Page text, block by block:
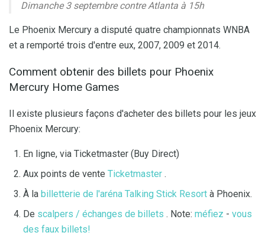
Dimanche 3 septembre contre Atlanta à 15h
Le Phoenix Mercury a disputé quatre championnats WNBA
et a remporté trois d'entre eux, 2007, 2009 et 2014.
Comment obtenir des billets pour Phoenix
Mercury Home Games
Il existe plusieurs façons d'acheter des billets pour les jeux
Phoenix Mercury:
En ligne, via Ticketmaster (Buy Direct)
Aux points de vente Ticketmaster .
À la billetterie de l'aréna Talking Stick Resort à Phoenix.
De scalpers / échanges de billets . Note: méfiez - vous
des faux billets!